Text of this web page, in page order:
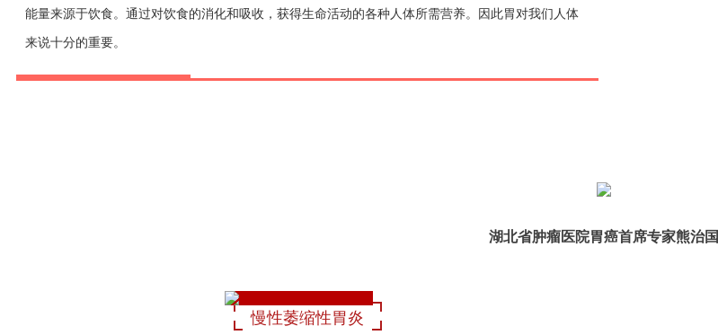
能量来源于饮食。通过对饮食的消化和吸收，获得生命活动的各种人体所需营养。因此胃对我们人体
来说十分的重要。
湖北省肿瘤医院胃癌首席专家熊治国
慢性萎缩性胃炎